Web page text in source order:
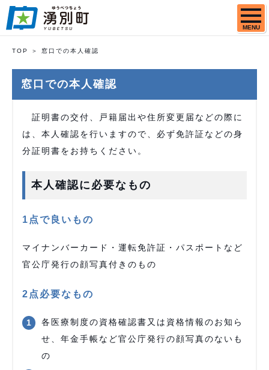
MENU
TOP 窓口での本人確認
窓口での本人確認
証明書の交付、戸籍届出や住所変更届などの際に
は、本人確認を行いますので、必ず免許証などの身
分証明書をお持ちください。
本人確認に必要なもの
1点で良いもの
マイナンバーカード・運転免許証・パスポートなど
官公庁発行の顔写真付きのもの
2点必要なもの
各医療制度の資格確認書又は資格情報のお知ら
せ、年金手帳など官公庁発行の顔写真のないも
の